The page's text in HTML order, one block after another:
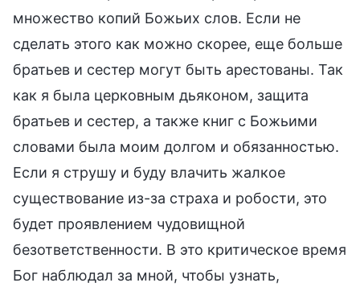
множество копий Божьих слов. Если не
сделать этого как можно скорее, еще больше
братьев и сестер могут быть арестованы. Так
как я была церковным дьяконом, защита
братьев и сестер, а также книг с Божьими
словами была моим долгом и обязанностью.
Если я струшу и буду влачить жалкое
существование из-за страха и робости, это
будет проявлением чудовищной
безответственности. В это критическое время
Бог наблюдал за мной, чтобы узнать,